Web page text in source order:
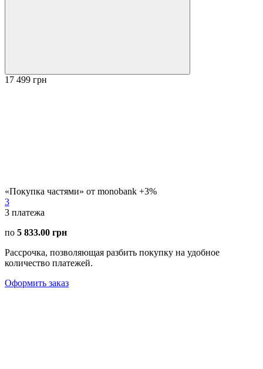
17 499 грн
«Покупка частями» от monobank +3%
3
3 платежа
по 5 833.00 грн
Рассрочка, позволяющая разбить покупку на удобное
количество платежей.
Оформить заказ